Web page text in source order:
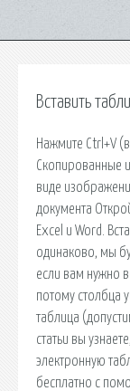
Вставить
Нажмите Ctrl+V
Скопированные
виде
документа
Excel и Word.
одинаково, мы
если вам нужно
потому столбца
таблица
статьи вы
электронную
бесплатно с